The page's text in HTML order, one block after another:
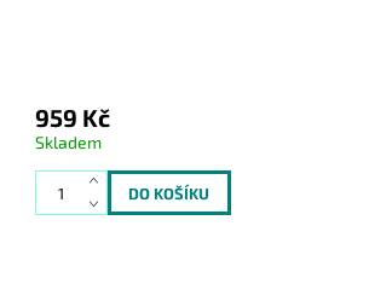
959 Kč
Skladem